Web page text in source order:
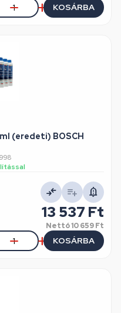
KOSÁRBA
(eredeti) BOSCH
13 537 Ft
Nettó10 659 Ft
KOSÁRBA